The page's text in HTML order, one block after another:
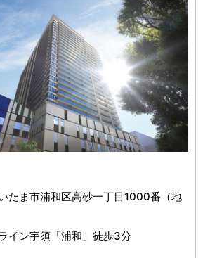
たま市浦和区高砂一丁目1000番（地
イン宇須「浦和」徒歩3分